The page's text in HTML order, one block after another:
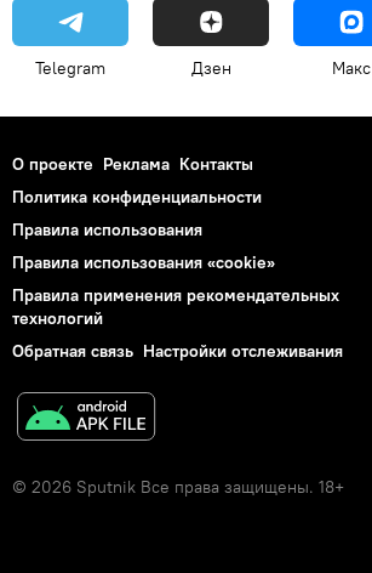
Telegram Дзен Макс
О проекте Реклама Контакты
Политика конфиденциальности
Правила использования
Правила использования «cookie»
Правила применения рекомендательных
технологий
Обратная связь Настройки отслеживания
© 2026 Sputnik Все права защищены. 18+